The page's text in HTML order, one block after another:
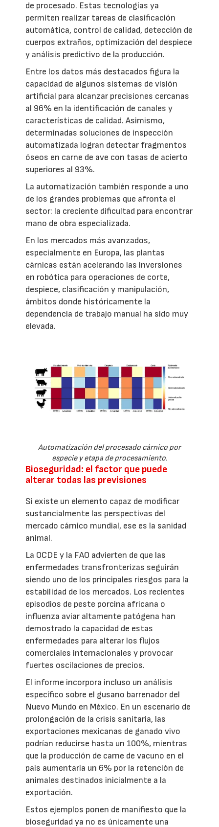
de procesado. Estas tecnologías ya
permiten realizar tareas de clasificación
automática, control de calidad, detección de
cuerpos extraños, optimización del despiece
y análisis predictivo de la producción.
Entre los datos más destacados figura la
capacidad de algunos sistemas de visión
artificial para alcanzar precisiones cercanas
al 96% en la identificación de canales y
características de calidad. Asimismo,
determinadas soluciones de inspección
automatizada logran detectar fragmentos
óseos en carne de ave con tasas de acierto
superiores al 93%.
La automatización también responde a uno
de los grandes problemas que afronta el
sector: la creciente dificultad para encontrar
mano de obra especializada.
En los mercados más avanzados,
especialmente en Europa, las plantas
cárnicas están acelerando las inversiones
en robótica para operaciones de corte,
despiece, clasificación y manipulación,
ámbitos donde históricamente la
dependencia de trabajo manual ha sido muy
elevada.
Automatización del procesado cárnico por
especie y etapa de procesamiento.
Bioseguridad: el factor que puede
alterar todas las previsiones
Si existe un elemento capaz de modificar
sustancialmente las perspectivas del
mercado cárnico mundial, ese es la sanidad
animal.
La OCDE y la FAO advierten de que las
enfermedades transfronterizas seguirán
siendo uno de los principales riesgos para la
estabilidad de los mercados. Los recientes
episodios de peste porcina africana o
influenza aviar altamente patógena han
demostrado la capacidad de estas
enfermedades para alterar los flujos
comerciales internacionales y provocar
fuertes oscilaciones de precios.
El informe incorpora incluso un análisis
específico sobre el gusano barrenador del
Nuevo Mundo en México. En un escenario de
prolongación de la crisis sanitaria, las
exportaciones mexicanas de ganado vivo
podrían reducirse hasta un 100%, mientras
que la producción de carne de vacuno en el
país aumentaría un 6% por la retención de
animales destinados inicialmente a la
exportación.
Estos ejemplos ponen de manifiesto que la
bioseguridad ya no es únicamente una